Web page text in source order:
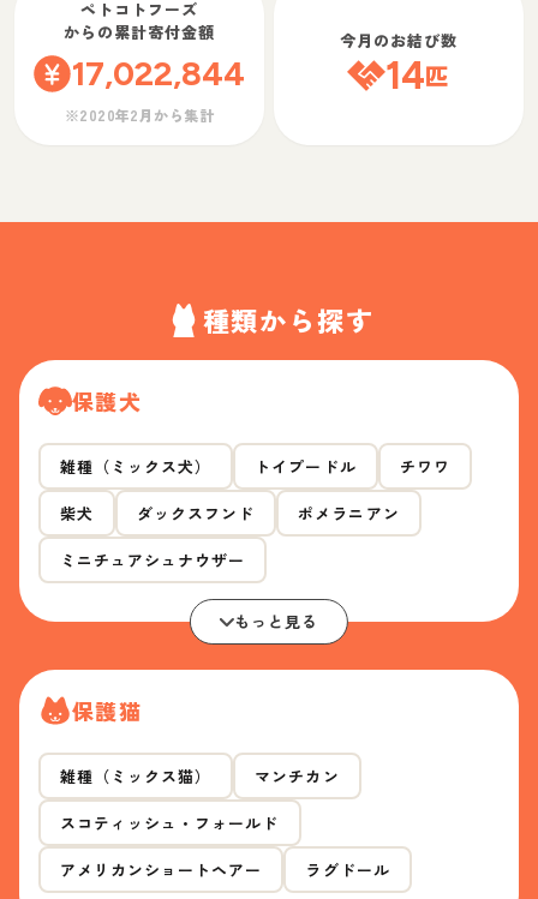
ペトコトフーズ
からの累計寄付金額
17,022,844
※2020年2月から集計
今月のお結び数
14匹
種類から探す
保護犬
雑種（ミックス犬） トイプードル チワワ
柴犬 ダックスフンド ポメラニアン
ミニチュアシュナウザー
もっと見る
保護猫
雑種（ミックス猫） マンチカン
スコティッシュ・フォールド
アメリカンショートヘアー ラグドール